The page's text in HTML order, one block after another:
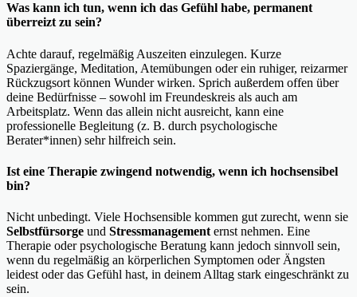
Was kann ich tun, wenn ich das Gefühl habe, permanent
überreizt zu sein?
Achte darauf, regelmäßig Auszeiten einzulegen. Kurze
Spaziergänge, Meditation, Atemübungen oder ein ruhiger, reizarmer
Rückzugsort können Wunder wirken. Sprich außerdem offen über
deine Bedürfnisse – sowohl im Freundeskreis als auch am
Arbeitsplatz. Wenn das allein nicht ausreicht, kann eine
professionelle Begleitung (z. B. durch psychologische
Berater*innen) sehr hilfreich sein.
Ist eine Therapie zwingend notwendig, wenn ich hochsensibel
bin?
Nicht unbedingt. Viele Hochsensible kommen gut zurecht, wenn sie
Selbstfürsorge und Stressmanagement ernst nehmen. Eine
Therapie oder psychologische Beratung kann jedoch sinnvoll sein,
wenn du regelmäßig an körperlichen Symptomen oder Ängsten
leidest oder das Gefühl hast, in deinem Alltag stark eingeschränkt zu
sein.